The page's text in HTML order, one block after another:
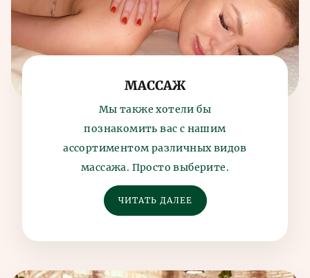
МАССАЖ
Мы также хотели бы
познакомить вас с нашим
ассортиментом различных видов
массажа. Просто выберите.
ЧИТАТЬ ДАЛЕЕ